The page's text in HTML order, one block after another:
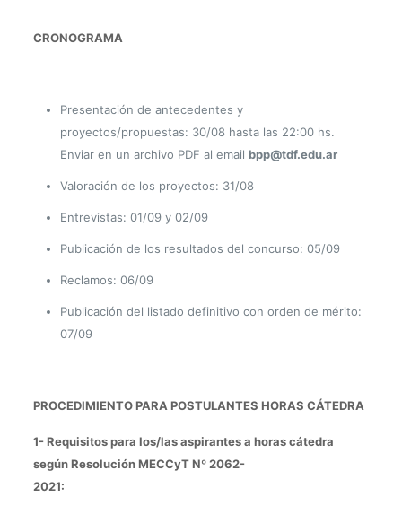
CRONOGRAMA
Presentación de antecedentes y
proyectos/propuestas: 30/08 hasta las 22:00 hs.
Enviar en un archivo PDF al email bpp@tdf.edu.ar
Valoración de los proyectos: 31/08
Entrevistas: 01/09 y 02/09
Publicación de los resultados del concurso: 05/09
Reclamos: 06/09
Publicación del listado definitivo con orden de mérito:
07/09
PROCEDIMIENTO PARA POSTULANTES HORAS CÁTEDRA
1- Requisitos para los/las aspirantes a horas cátedra
según Resolución MECCyT Nº 2062-
2021: